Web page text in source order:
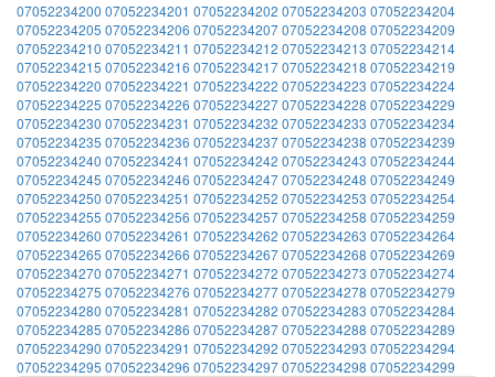
07052234200 07052234201 07052234202 07052234203 07052234204
07052234205 07052234206 0705223420707052234208 07052234209
07052234210 07052234211 07052234212 07052234213 07052234214
07052234215 07052234216 0705223421707052234218 07052234219
07052234220 07052234221 07052234222 07052234223 07052234224
07052234225 07052234226 0705223422707052234228 07052234229
07052234230 07052234231 07052234232 07052234233 07052234234
07052234235 07052234236 0705223423707052234238 07052234239
07052234240 07052234241 07052234242 07052234243 07052234244
07052234245 07052234246 0705223424707052234248 07052234249
07052234250 07052234251 07052234252 07052234253 07052234254
07052234255 07052234256 0705223425707052234258 07052234259
07052234260 07052234261 07052234262 07052234263 07052234264
07052234265 07052234266 0705223426707052234268 07052234269
07052234270 07052234271 07052234272 07052234273 07052234274
07052234275 07052234276 0705223427707052234278 07052234279
07052234280 07052234281 07052234282 07052234283 07052234284
07052234285 07052234286 0705223428707052234288 07052234289
07052234290 07052234291 07052234292 07052234293 07052234294
07052234295 07052234296 0705223429707052234298 07052234299